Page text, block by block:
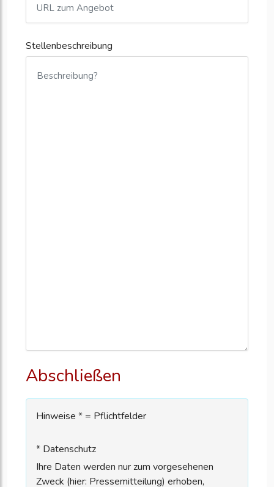
Stellenbeschreibung
Abschließen
Hinweise * = Pflichtfelder
* Datenschutz
Ihre Daten werden nur zum vorgesehenen
Zweck (hier: Pressemitteilung) erhoben,